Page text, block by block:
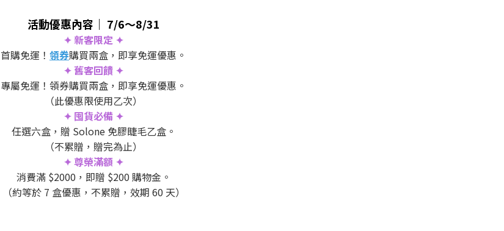
活動優惠內容｜ 7/6～8/31
✦ 新客限定 ✦
首購免運！ 領券購買兩盒，即享免運優惠。
✦ 舊客回饋 ✦
專屬免運！領券購買兩盒，即享免運優惠。
（此優惠限使用乙次）
✦ 囤貨必備 ✦
任選六盒，贈 Solone 免膠睫毛乙盒。
（不累贈，贈完為止）
✦ 尊榮滿額 ✦
消費滿 $2000，即贈 $200 購物金。
（約等於 7 盒優惠，不累贈，效期 60 天）